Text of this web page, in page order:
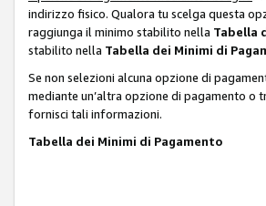
indirizzo fisico. Qualora tu scelga questa
raggiunga il minimo stabilito nella Tabella
stabilito nella Tabella dei Minimi di
Se non selezioni alcuna opzione di
mediante un’altra opzione di pagamento o
fornisci tali informazioni.
Tabella dei Minimi di Pagamento